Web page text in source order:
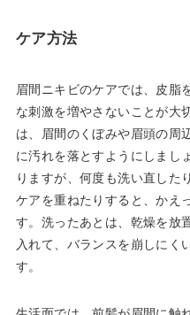
ケア方法
眉間ニキビのケアでは、皮脂
な刺激を増やさないことが大
は、眉間のくぼみや眉頭の周
に汚れを落とすようにしまし
りますが、何度も洗い直した
ケアを重ねたりすると、かえ
す。洗ったあとは、乾燥を放
入れて、バランスを崩しにく
す。